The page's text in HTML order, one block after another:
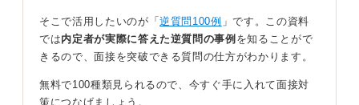
解はできます。しかし、もし質問が思いつかないのであ
れば、事業内容について深く聞いてみるのも良いのでは
ないでしょうか。
ただし「何をやっていますか」とだけ聞くと、何も調べ
そこで活用したいのが「逆質問100例 」です。この資料
では内定者が実際に答えた逆質問の事例 を知ることがで
きるので、面接を突破できる質問の仕方がわかります。
無料で100種類見られるので、今すぐ手に入れて面接対
策につなげましょう。